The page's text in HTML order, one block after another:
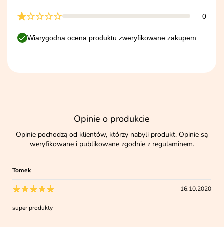
0
Wiarygodna ocena produktu zweryfikowane zakupem.
Opinie o produkcie
Opinie pochodzą od klientów, którzy nabyli produkt. Opinie są
weryfikowane i publikowane zgodnie z regulaminem.
Tomek
16.10.2020
super produkty